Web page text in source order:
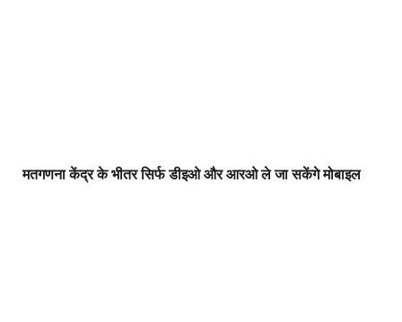
मतगणना केंद्र के भीतर सिर्फ डीइओ और आरओ ले जा सकेंगे मोबाइल